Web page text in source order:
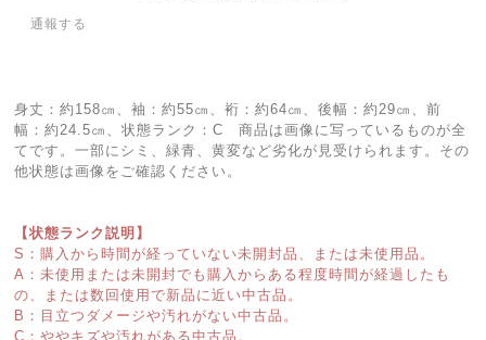
通報する
身丈：約158㎝、袖：約55㎝、裄：約64㎝、後幅：約29㎝、前
幅：約24.5㎝、状態ランク：C 商品は画像に写っているものが全
てです。一部にシミ、緑青、黄変など劣化が見受けられます。その
他状態は画像をご確認ください。
【状態ランク説明】
S：購入から時間が経っていない未開封品、または未使用品。
A：未使用または未開封でも購入からある程度時間が経過したも
の、または数回使用で新品に近い中古品。
B：目立つダメージや汚れがない中古品。
C：ややキズや汚れがある中古品。